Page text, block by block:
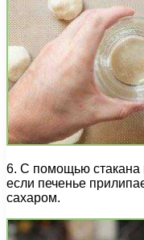
6. С помощью стакана
если печенье
сахаром.